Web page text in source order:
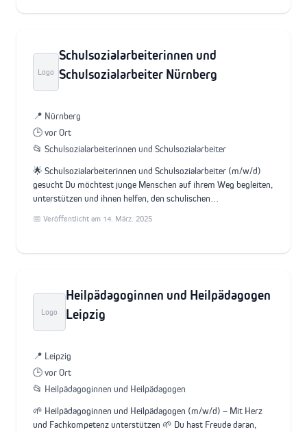
Logo
Schulsozialarbeiterinnen und
Schulsozialarbeiter Nürnberg
📍 Nürnberg
🕒 vor Ort
📂 Schulsozialarbeiterinnen und Schulsozialarbeiter
🌟 Schulsozialarbeiterinnen und Schulsozialarbeiter (m/w/d)
gesucht Du möchtest junge Menschen auf ihrem Weg begleiten,
unterstützen und ihnen helfen, den schulischen…
📅 Veröffentlicht am 14. März. 2025
Logo
Heilpädagoginnen und Heilpädagogen
Leipzig
📍 Leipzig
🕒 vor Ort
📂 Heilpädagoginnen und Heilpädagogen
🌱 Heilpädagoginnen und Heilpädagogen (m/w/d) – Mit Herz
und Fachkompetenz unterstützen 🌱 Du hast Freude daran,